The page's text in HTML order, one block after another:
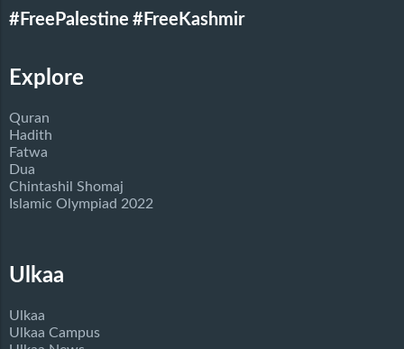
#FreePalestine #FreeKashmir
Explore
Quran
Hadith
Fatwa
Dua
Chintashil Shomaj
Islamic Olympiad 2022
Ulkaa
Ulkaa
Ulkaa Campus